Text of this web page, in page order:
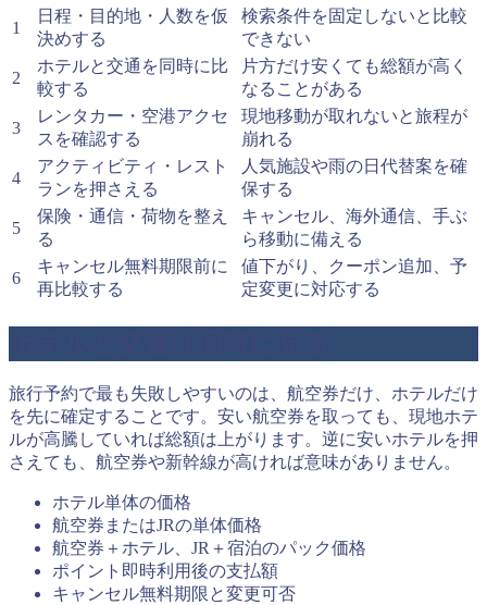
1
日程・目的地・人数を仮
決めする
検索条件を固定しないと比較
できない
2
ホテルと交通を同時に比
較する
片方だけ安くても総額が高く
なることがある
3
レンタカー・空港アクセ
スを確認する
現地移動が取れないと旅程が
崩れる
4
アクティビティ・レスト
ランを押さえる
人気施設や雨の日代替案を確
保する
5
保険・通信・荷物を整え
る
キャンセル、海外通信、手ぶ
ら移動に備える
6
キャンセル無料期限前に
再比較する
値下がり、クーポン追加、予
定変更に対応する
旅行予約で最も失敗しやすいのは、航空券だけ、ホテルだけ
を先に確定することです。安い航空券を取っても、現地ホテ
ルが高騰していれば総額は上がります。逆に安いホテルを押
さえても、航空券や新幹線が高ければ意味がありません。
ホテル単体の価格
航空券またはJRの単体価格
航空券＋ホテル、JR＋宿泊のパック価格
ポイント即時利用後の支払額
キャンセル無料期限と変更可否